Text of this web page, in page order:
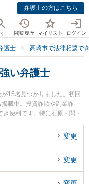
弁護士の方はこちら
閲覧履歴 マイリスト ログイン
護士 高崎市で法律相談で
い弁護士
15名見つかりました。初回
載中。投資詐欺や副業詐
便利です。特に石原・関・
舘山法律事務所の舘山 史明
弁護士のプロフィール情報
検索したい』『初回相談無
弁護士に相談予約したい』
変更
変更